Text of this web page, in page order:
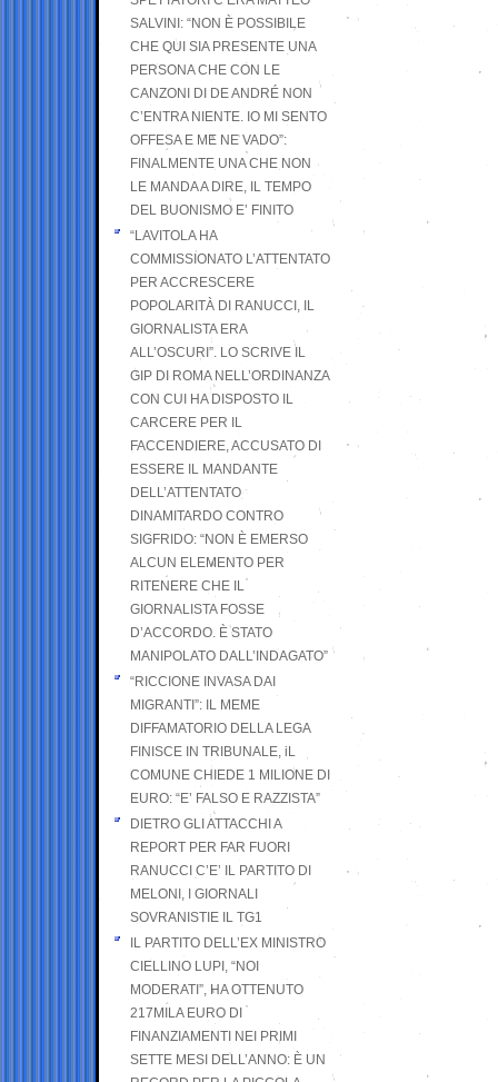
SALVINI: “NON È POSSIBILE
CHE QUI SIA PRESENTE UNA
PERSONA CHE CON LE
CANZONI DI DE ANDRÉ NON
C’ENTRA NIENTE. IO MI SENTO
OFFESA E ME NE VADO”:
FINALMENTE UNA CHE NON
LE MANDA A DIRE, IL TEMPO
DEL BUONISMO E’ FINITO
“LAVITOLA HA
COMMISSIONATO L’ATTENTATO
PER ACCRESCERE
POPOLARITÀ DI RANUCCI, IL
GIORNALISTA ERA
ALL’OSCURI”. LO SCRIVE IL
GIP DI ROMA NELL’ORDINANZA
CON CUI HA DISPOSTO IL
CARCERE PER IL
FACCENDIERE, ACCUSATO DI
ESSERE IL MANDANTE
DELL’ATTENTATO
DINAMITARDO CONTRO
SIGFRIDO: “NON È EMERSO
ALCUN ELEMENTO PER
RITENERE CHE IL
GIORNALISTA FOSSE
D’ACCORDO. È STATO
MANIPOLATO DALL’INDAGATO”
“RICCIONE INVASA DAI
MIGRANTI”: IL MEME
DIFFAMATORIO DELLA LEGA
FINISCE IN TRIBUNALE, iL
COMUNE CHIEDE 1 MILIONE DI
EURO: “E’ FALSO E RAZZISTA”
DIETRO GLI ATTACCHI A
REPORT PER FAR FUORI
RANUCCI C’E’ IL PARTITO DI
MELONI, I GIORNALI
SOVRANISTIE IL TG1
IL PARTITO DELL’EX MINISTRO
CIELLINO LUPI, “NOI
MODERATI”, HA OTTENUTO
217MILA EURO DI
FINANZIAMENTI NEI PRIMI
SETTE MESI DELL’ANNO: È UN